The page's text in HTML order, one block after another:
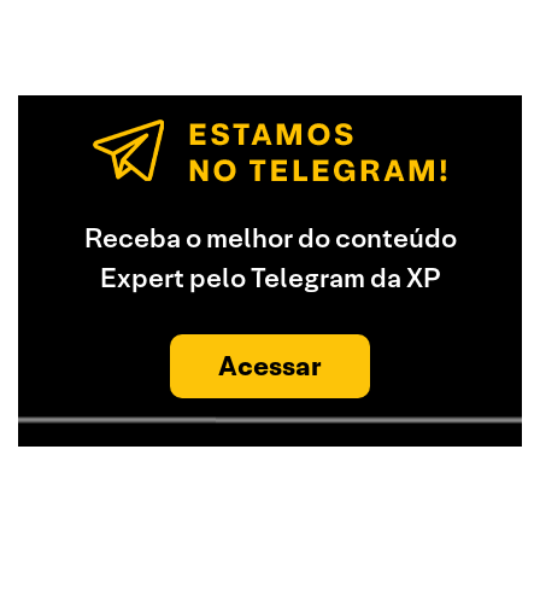
Receba o melhor do conteúdo
Expert pelo Telegram da XP
Acessar